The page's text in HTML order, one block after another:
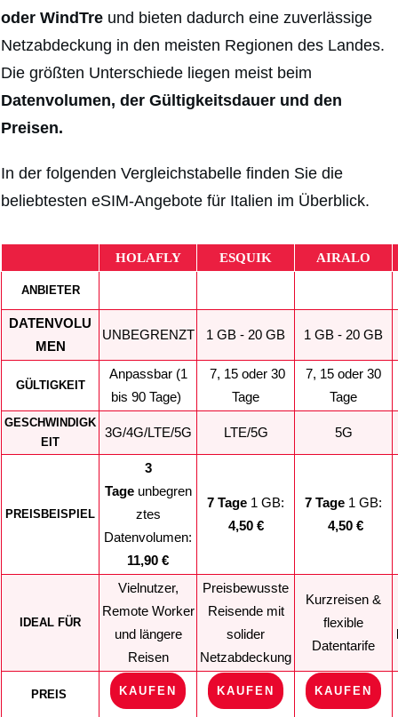
oder WindTre und bieten dadurch eine zuverlässige
Netzabdeckung in den meisten Regionen des Landes.
Die größten Unterschiede liegen meist beim
Datenvolumen, der Gültigkeitsdauer und den
Preisen.
In der folgenden Vergleichstabelle finden Sie die
beliebtesten eSIM-Angebote für Italien im Überblick.
HOLAFLY ESQUIK AIRALO
ANBIETER
DATENVOLU
MEN
UNBEGRENZT 1 GB - 20 GB 1 GB - 20 GB
GÜLTIGKEIT
Anpassbar (1
bis 90 Tage)
7, 15 oder 30
Tage
7, 15 oder 30
Tage
GESCHWINDIGK
EIT
3G/4G/LTE/5G LTE/5G 5G
PREISBEISPIEL
3
Tageunbegren
ztes
Datenvolumen:
11,90 €
7 Tage 1 GB:
4,50 €
7 Tage 1 GB:
4,50 €
IDEAL FÜR
Vielnutzer,
Remote Worker
und längere
Reisen
Preisbewusste
Reisende mit
solider
Netzabdeckung
Kurzreisen &
flexible
Datentarife
PREIS KAUFEN KAUFEN KAUFEN